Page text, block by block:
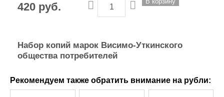
420 руб.
Набор копий марок Висимо-Уткинского
общества потребителей
Рекомендуем также обратить внимание на рубли: